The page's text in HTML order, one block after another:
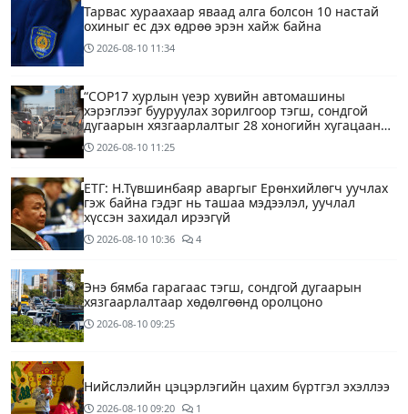
Тарвас хураахаар яваад алга болсон 10 настай
охиныг ес дэх өдрөө эрэн хайж байна
2026-08-10 11:34
“COP17 хурлын үеэр хувийн автомашины
хэрэглээг бууруулах зорилгоор тэгш, сондгой
дугаарын хязгаарлалтыг 28 хоногийн хугацаанд
хийнэ“
2026-08-10 11:25
ЕТГ: Н.Түвшинбаяр аваргыг Ерөнхийлөгч уучлах
гэж байна гэдэг нь ташаа мэдээлэл, уучлал
хүссэн захидал ирээгүй
2026-08-10 10:36 4
Энэ бямба гарагаас тэгш, сондгой дугаарын
хязгаарлалтаар хөдөлгөөнд оролцоно
2026-08-10 09:25
Нийслэлийн цэцэрлэгийн цахим бүртгэл эхэллээ
2026-08-10 09:20 1